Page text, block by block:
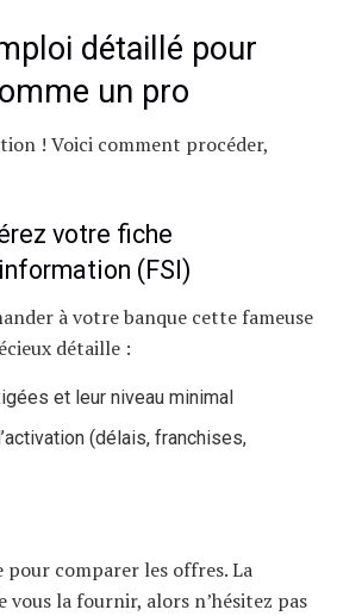
détaillé pour
un pro
! Voici comment procéder,
votre fiche
(FSI)
à votre banque cette fameuse
détaille :
et leur niveau minimal
(délais, franchises,
pour comparer les offres. La
vous la fournir, alors n’hésitez pas